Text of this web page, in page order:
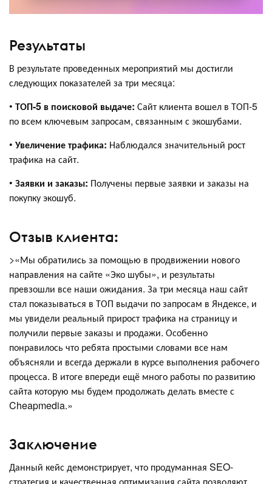
Результаты
В результате проведенных мероприятий мы достигли
следующих показателей за три месяца:
• ТОП-5 в поисковой выдаче: Сайт клиента вошел в ТОП-5
по всем ключевым запросам, связанным с экошубами.
• Увеличение трафика: Наблюдался значительный рост
трафика на сайт.
• Заявки и заказы: Получены первые заявки и заказы на
покупку экошуб.
Отзыв клиента:
>«Мы обратились за помощью в продвижении нового
направления на сайте «Эко шубы», и результаты
превзошли все наши ожидания. За три месяца наш сайт
стал показываться в ТОП выдачи по запросам в Яндексе, и
мы увидели реальный прирост трафика на страницу и
получили первые заказы и продажи. Особенно
понравилось что ребята простыми словами все нам
объясняли и всегда держали в курсе выполнения рабочего
процесса. В итоге впереди ещё много работы по развитию
сайта которую мы будем продолжать делать вместе с
Cheapmedia.»
Заключение
Данный кейс демонстрирует, что продуманная SEO-